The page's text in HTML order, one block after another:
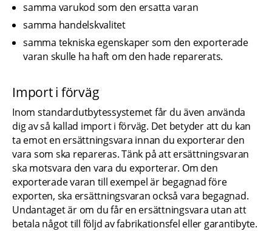
samma varukod som den ersatta varan
samma handelskvalitet
samma tekniska egenskaper som den exporterade
varan skulle ha haft om den hade reparerats.
Import i förväg
Inom standardutbytessystemet får du även använda
dig av så kallad import i förväg. Det betyder att du kan
ta emot en ersättningsvara innan du exporterar den
vara som ska repareras. Tänk på att ersättningsvaran
ska motsvara den vara du exporterar. Om den
exporterade varan till exempel är begagnad före
exporten, ska ersättningsvaran också vara begagnad.
Undantaget är om du får en ersättningsvara utan att
betala något till följd av fabrikationsfel eller garantibyte.